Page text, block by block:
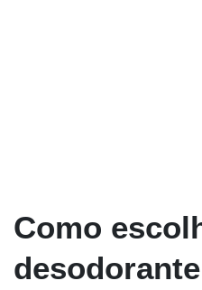
Como